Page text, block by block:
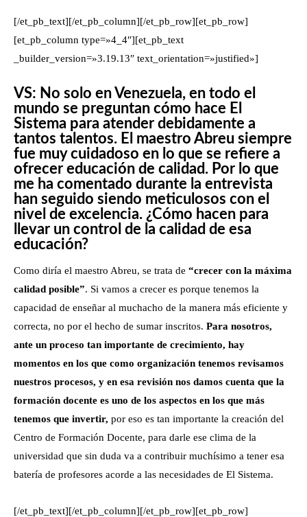
[/et_pb_text][/et_pb_column][/et_pb_row][et_pb_row]
[et_pb_column type=»4_4″][et_pb_text
_builder_version=»3.19.13″ text_orientation=»justified»]
VS: No solo en Venezuela, en todo el
mundo se preguntan cómo hace El
Sistema para atender debidamente a
tantos talentos. El maestro Abreu siempre
fue muy cuidadoso en lo que se refiere a
ofrecer educación de calidad. Por lo que
me ha comentado durante la entrevista
han seguido siendo meticulosos con el
nivel de excelencia. ¿Cómo hacen para
llevar un control de la calidad de esa
educación?
Como diría el maestro Abreu, se trata de “crecer con la máxima
calidad posible”. Si vamos a crecer es porque tenemos la
capacidad de enseñar al muchacho de la manera más eficiente y
correcta, no por el hecho de sumar inscritos. Para nosotros,
ante un proceso tan importante de crecimiento, hay
momentos en los que como organización tenemos revisamos
nuestros procesos, y en esa revisión nos damos cuenta que la
formación docente es uno de los aspectos en los que más
tenemos que invertir, por eso es tan importante la creación del
Centro de Formación Docente, para darle ese clima de la
universidad que sin duda va a contribuir muchísimo a tener esa
batería de profesores acorde a las necesidades de El Sistema.
[/et_pb_text][/et_pb_column][/et_pb_row][et_pb_row]